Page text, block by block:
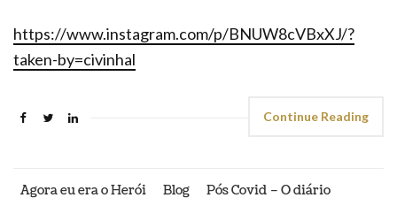
https://www.instagram.com/p/BNUW8cVBxXJ/?
taken-by=civinhal
Continue Reading
Agora eu era o Herói Blog Pós Covid – O diário